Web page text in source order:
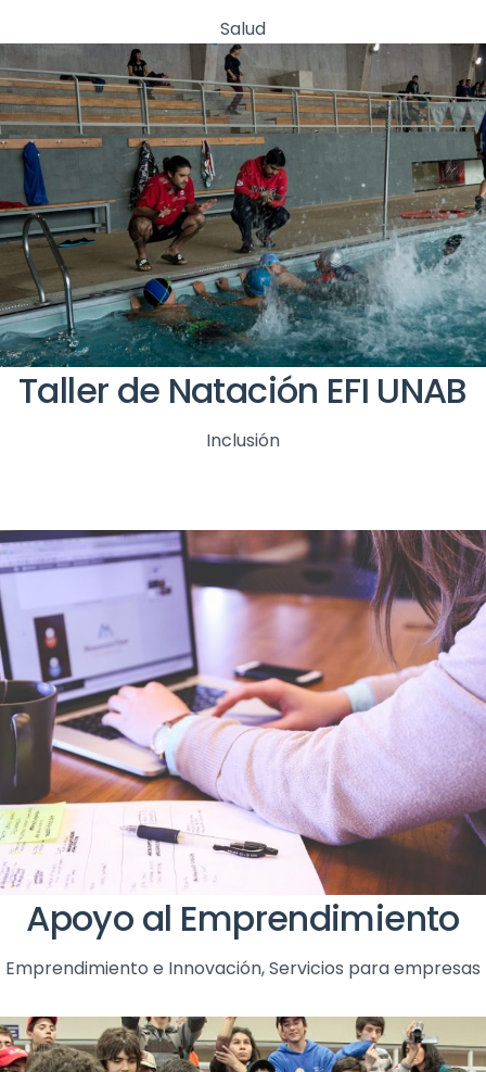
Salud
Taller de Natación EFI UNAB
Inclusión
Apoyo al Emprendimiento
Emprendimiento e Innovación,Servicios para empresas